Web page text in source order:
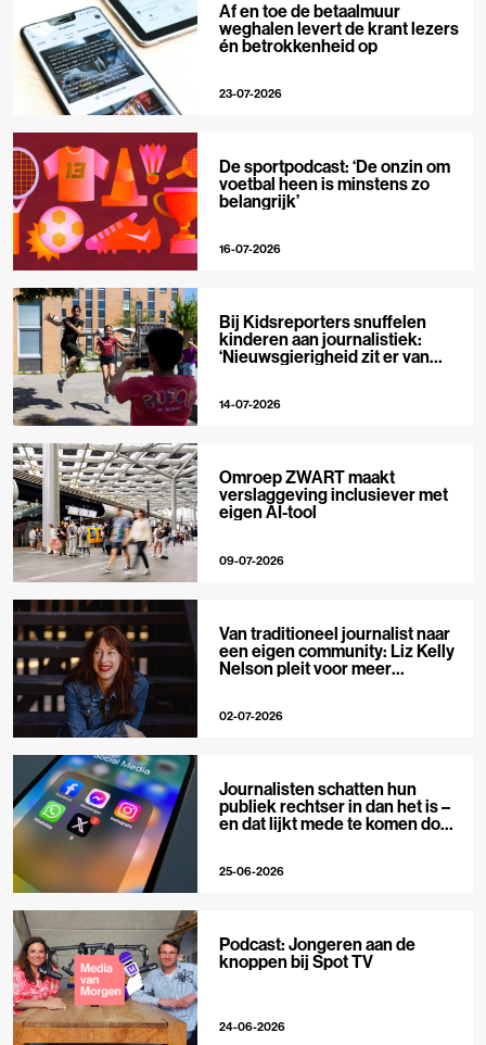
Af en toe de betaalmuur
weghalen levert de krant lezers
én betrokkenheid op
23-07-2026
De sportpodcast: ‘De onzin om
voetbal heen is minstens zo
belangrijk’
16-07-2026
Bij Kidsreporters snuffelen
kinderen aan journalistiek:
‘Nieuwsgierigheid zit er van
14-07-2026
Omroep ZWART maakt
verslaggeving inclusiever met
eigen AI-tool
09-07-2026
Van traditioneel journalist naar
een eigen community: Liz Kelly
Nelson pleit voor meer
02-07-2026
Journalisten schatten hun
publiek rechtser in dan het is –
en dat lijkt mede te komen door
25-06-2026
Podcast: Jongeren aan de
knoppen bij Spot TV
24-06-2026